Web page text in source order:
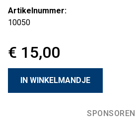
Artikelnummer:
10050
€ 15,00
SPONSOREN